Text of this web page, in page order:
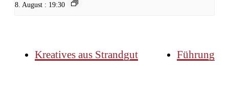
8. August : 19:30
Kreatives aus Strandgut Führung